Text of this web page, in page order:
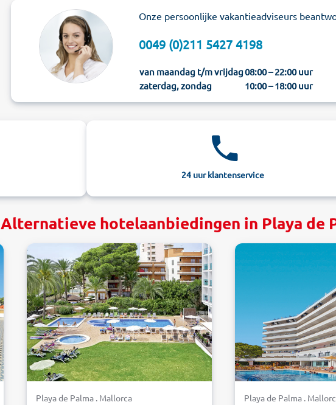
Onze persoonlijke vakantieadviseurs
0049 (0)211 5427 4198
van maandag t/m vrijdag08:00 – 22:00 uur
zaterdag, zondag
10:00 – 18:00 uur
24 uur klantenservice
Alternatieve hotelaanbiedingen in Playa de
Playa de Palma . Mallorca Playa de Palma .